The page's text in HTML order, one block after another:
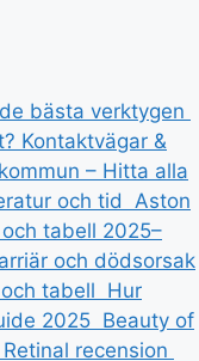
bästa verktygen
Kontaktvägar &
– Hitta alla
och tid Aston
tabell 2025–
och dödsorsak
tabell Hur
2025 Beauty of
recension